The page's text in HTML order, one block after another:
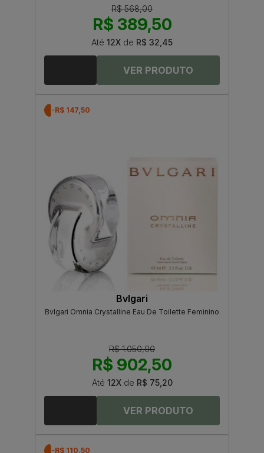
R$ 568,00
R$ 389,50
Até 12X de R$ 32,45
-R$ 147,50
Bvlgari
Bvlgari Omnia Crystalline Eau De Toilette Feminino
R$ 1.050,00
R$ 902,50
Até 12Xde R$ 75,20
-R$ 110,50